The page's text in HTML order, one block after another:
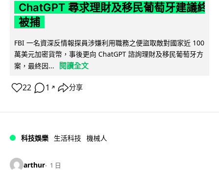
ChatGPT 尋求理財及移民葡萄牙建議終
被捕
FBI 一名資深反情報探員涉嫌利用職務之便盜取敵對國家近 100
萬美元加密貨幣，事後更向 ChatGPT 諮詢理財及移民葡萄牙方
案，最終因...
閱讀全文
22 1 ↗ 分享
科技娛樂 生活科技 機械人
arthur 1 日